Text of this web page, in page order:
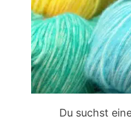
Du suchst